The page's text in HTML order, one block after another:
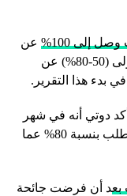
إلى 100%
عن
العام الماضي بكامله، وهذه غير النسبة الأولى (50-80%) عن
بدء هذا التقرير.
دوتي أنه في شهر
رمضان (2021) شهدت المنصة زيادة في الطلب بنسبة 80% عما
بعد أن فرضت جائحة